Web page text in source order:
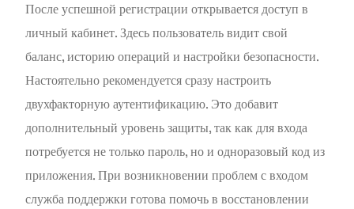
После успешной регистрации открывается доступ в
личный кабинет. Здесь пользователь видит свой
баланс, историю операций и настройки безопасности.
Настоятельно рекомендуется сразу настроить
двухфакторную аутентификацию. Это добавит
дополнительный уровень защиты, так как для входа
потребуется не только пароль, но и одноразовый код из
приложения. При возникновении проблем с входом
служба поддержки готова помочь в восстановлении